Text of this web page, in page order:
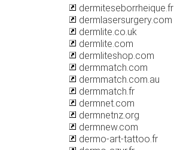
dermiteseborrheique.fr
dermlasersurgery.com
dermlite.co.uk
dermlite.com
dermliteshop.com
dermmatch.com
dermmatch.com.au
dermmatch.fr
dermnet.com
dermnetnz.org
dermnew.com
dermo-art-tattoo.fr